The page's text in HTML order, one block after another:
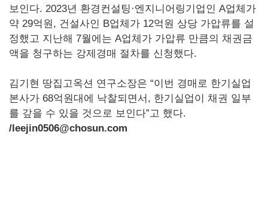
보인다. 2023년 환경컨설팅·엔지니어링기업인 A업체가
약 29억원, 건설사인 B업체가 12억원 상당 가압류를 설
정했고 지난해 7월에는 A업체가 가압류 만큼의 채권금
액을 청구하는 강제경매 절차를 신청했다.
김기현 땅집고옥션 연구소장은 “이번 경매로 한기실업
본사가 68억원대에 낙찰되면서, 한기실업이 채권 일부
를 갚을 수 있을 것으로 보인다”고 했다.
/leejin0506@chosun.com